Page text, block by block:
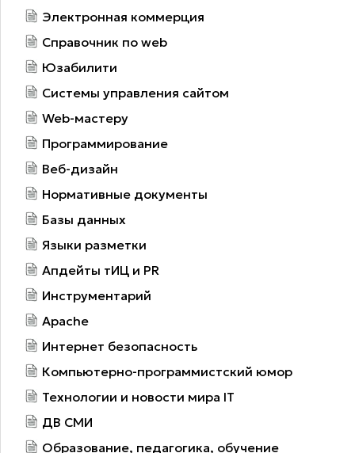
Электронная коммерция
Справочник по web
Юзабилити
Системы управления сайтом
Web-мастеру
Программирование
Веб-дизайн
Нормативные документы
Базы данных
Языки разметки
Апдейты тИЦ и PR
Инструментарий
Apache
Интернет безопасность
Компьютерно-программистский юмор
Технологии и новости мира IT
ДВ СМИ
Образование, педагогика, обучение